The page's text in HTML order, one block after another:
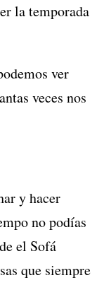
la temporada
ver
veces nos
y hacer
no podías
el Sofá
que siempre